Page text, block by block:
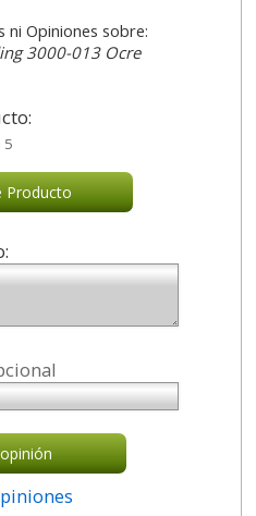
ni Opiniones sobre:
3000-013 Ocre
5
Producto